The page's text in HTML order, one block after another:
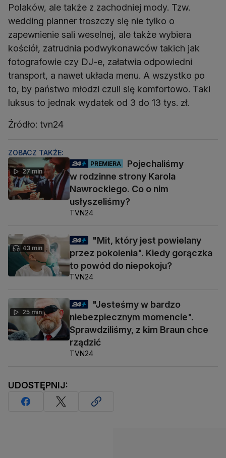
Polaków, ale także z zachodniej mody. Tzw.
wedding planner troszczy się nie tylko o
zapewnienie sali weselnej, ale także wybiera
kościół, zatrudnia podwykonawców takich jak
fotografowie czy DJ-e, załatwia odpowiedni
transport, a nawet układa menu. A wszystko po
to, by państwo młodzi czuli się komfortowo. Taki
luksus to jednak wydatek od 3 do 13 tys. zł.
Źródło: tvn24
ZOBACZ TAKŻE:
27 min
PREMIERA
Pojechaliśmy
w rodzinne strony Karola
Nawrockiego. Co o nim
usłyszeliśmy?
TVN24
43 min
"Mit, który jest powielany
przez pokolenia". Kiedy gorączka
to powód do niepokoju?
TVN24
25 min
"Jesteśmy w bardzo
niebezpiecznym momencie".
Sprawdziliśmy, z kim Braun chce
rządzić
TVN24
UDOSTĘPNIJ: